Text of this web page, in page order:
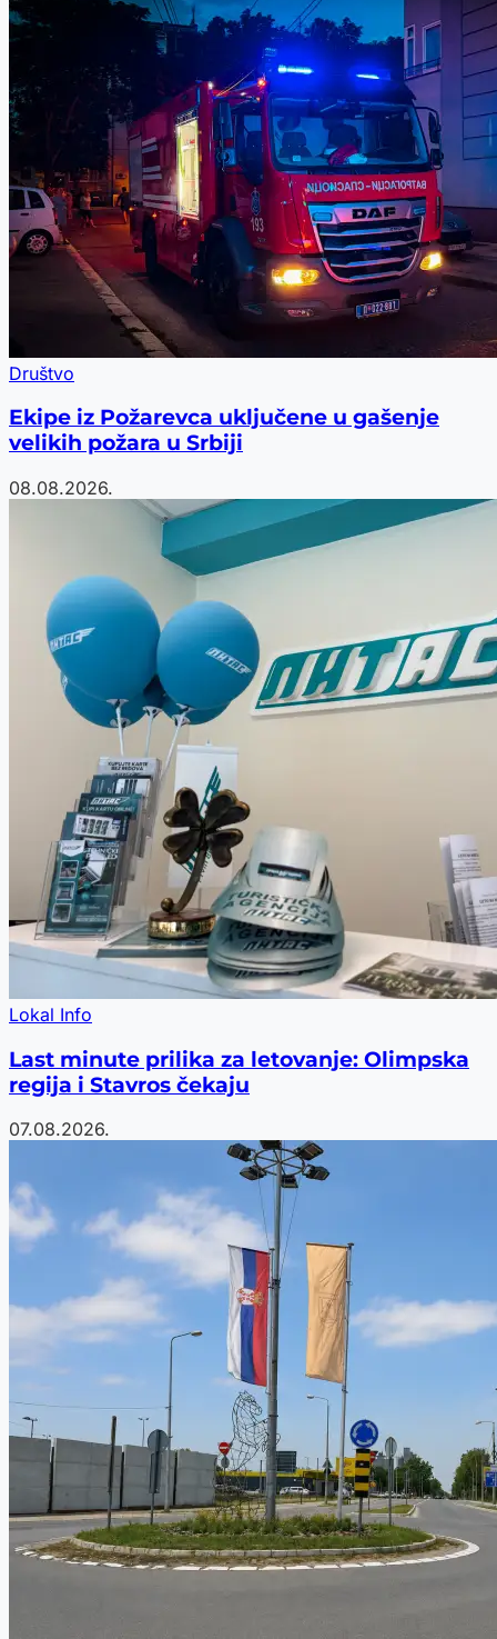
Društvo
Ekipe iz Požarevca uključene u gašenje
velikih požara u Srbiji
08.08.2026.
Lokal Info
Last minute prilika za letovanje: Olimpska
regija i Stavros čekaju
07.08.2026.